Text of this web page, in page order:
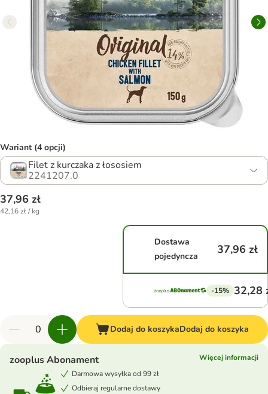
Wariant (4 opcji)
Filet z kurczaka z łososiem
2241207.0
37,96 zł
42,16 zł / kg
Dostawa
pojedyncza
37,96 zł
-15% 32,28
Dodaj do koszykaDodaj do koszyka
zooplus Abonament
Więcej informacji
Darmowa wysyłka od 99 zł
Odbieraj regularne dostawy